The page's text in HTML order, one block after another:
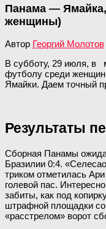
Панама —
женщины)
Автор Георгий Молотов
В субботу, 29 июля, в
футболу среди
Ямайки. Даем точный
Результаты
Сборная Панамы
Бразилии 0:4.
триком отметилась
голевой пас.
забиты, как под
штрафной площадки
«расстрелом» ворот